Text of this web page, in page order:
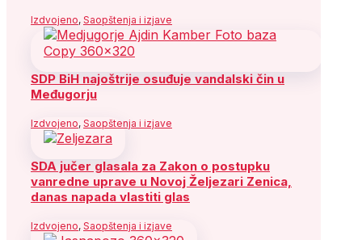
Izdvojeno, Saopštenja i izjave
SDP BiH najoštrije osuđuje vandalski čin u
Međugorju
Izdvojeno, Saopštenja i izjave
SDA jučer glasala za Zakon o postupku
vanredne uprave u Novoj Željezari Zenica,
danas napada vlastiti glas
Izdvojeno, Saopštenja i izjave